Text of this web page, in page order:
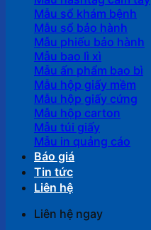
Mẫu sổ khám bệnh
Mẫu sổ bảo hành
Mẫu phiếu bảo hành
Mẫu bao lì xì
Mẫu ấn phẩm bao bì
Mẫu hộp giấy mềm
Mẫu hộp giấy cứng
Mẫu hộp carton
Mẫu túi giấy
Mẫu in quảng cáo
Báo giá
Tin tức
Liên hệ
Liên hệ ngay